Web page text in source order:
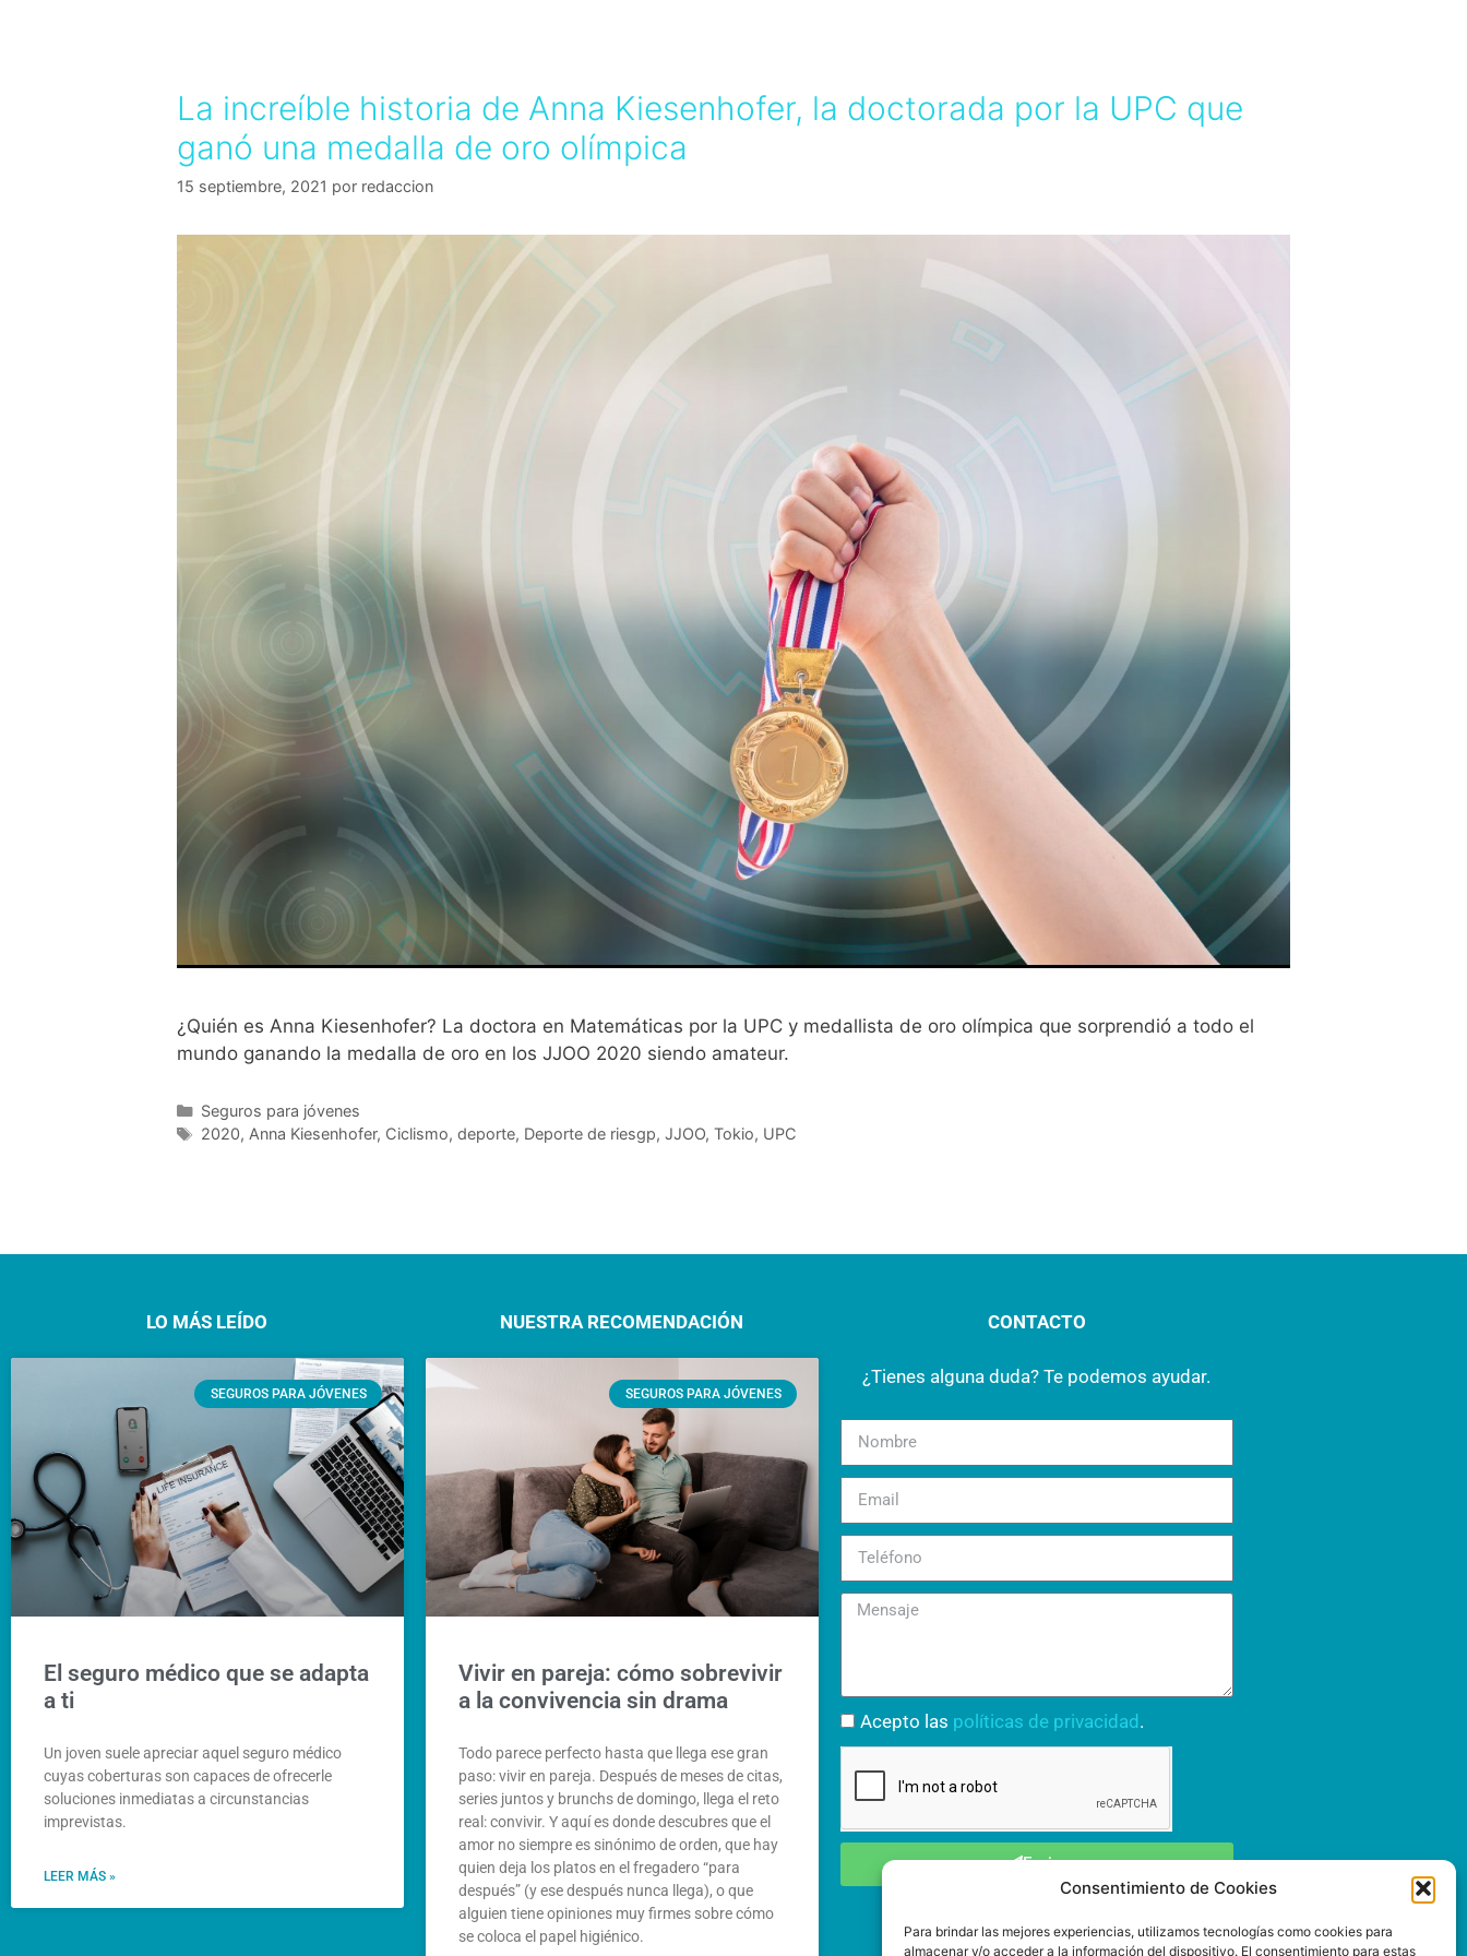
Consentimiento de Cookies
Para brindar las mejores experiencias, utilizamos tecnologías como cookies para
almacenar y/o acceder a la información del dispositivo. El consentimiento para estas
La increíble historia de Anna Kiesenhofer, la doctorada por la UPC que
ganó una medalla de oro olímpica
15 septiembre, 2021 por redaccion
¿Quién es Anna Kiesenhofer? La doctora en Matemáticas por la UPC y medallista de oro olímpica que sorprendió a todo el
mundo ganando la medalla de oro en los JJOO 2020 siendo amateur.
Seguros para jóvenes
2020, Anna Kiesenhofer, Ciclismo, deporte, Deporte de riesgp, JJOO, Tokio, UPC
LO MÁS LEÍDO
SEGUROS PARA JÓVENES
El seguro médico que se adapta
a ti
Un joven suele apreciar aquel seguro médico
cuyas coberturas son capaces de ofrecerle
soluciones inmediatas a circunstancias
imprevistas.
LEER MÁS »
NUESTRA RECOMENDACIÓN
SEGUROS PARA JÓVENES
Vivir en pareja: cómo sobrevivir
a la convivencia sin drama
Todo parece perfecto hasta que llega ese gran
paso: vivir en pareja. Después de meses de citas,
series juntos y brunchs de domingo, llega el reto
real: convivir. Y aquí es donde descubres que el
amor no siempre es sinónimo de orden, que hay
quien deja los platos en el fregadero “para
después” (y ese después nunca llega), o que
alguien tiene opiniones muy firmes sobre cómo
se coloca el papel higiénico.
CONTACTO
¿Tienes alguna duda? Te podemos ayudar.
Acepto las políticas de privacidad.
Enviar